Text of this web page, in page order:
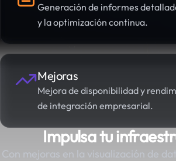
Generación de informes
y la optimización continua.
Mejoras
Mejora de disponibilidad y
de integración empresarial.
Impulsa tu
Con mejoras en la visualización de